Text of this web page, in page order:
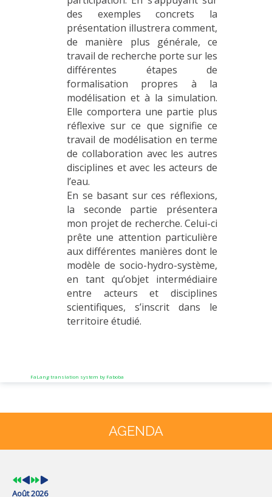
des exemples concrets la
présentation illustrera comment,
de manière plus générale, ce
travail de recherche porte sur les
différentes étapes de
formalisation propres à la
modélisation et à la simulation.
Elle comportera une partie plus
réflexive sur ce que signifie ce
travail de modélisation en terme
de collaboration avec les autres
disciplines et avec les acteurs de
l’eau.
En se basant sur ces réflexions,
la seconde partie présentera
mon projet de recherche. Celui-ci
prête une attention particulière
aux différentes manières dont le
modèle de socio-hydro-système,
en tant qu’objet intermédiaire
entre acteurs et disciplines
scientifiques, s’inscrit dans le
territoire étudié.
FaLang translation system by Faboba
AGENDA
Année
Mois
Année
Mois
Août 2026